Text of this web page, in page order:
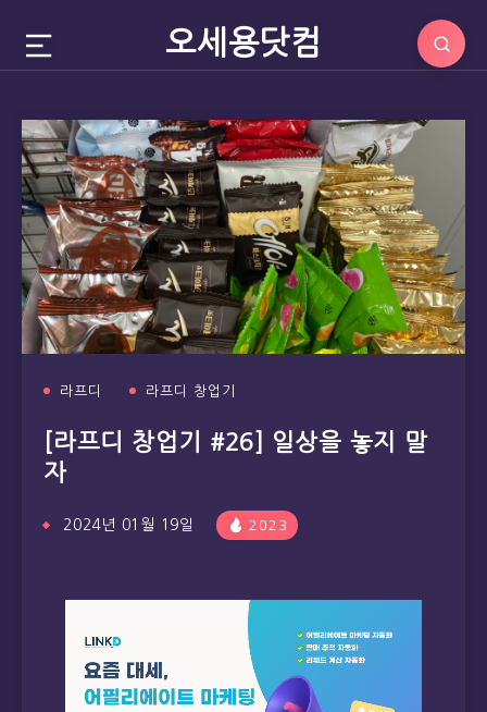
오세용닷컴
라프디 라프디 창업기
[라프디 창업기 #26] 일상을 놓지 말
자
2024년 01월 19일 2023